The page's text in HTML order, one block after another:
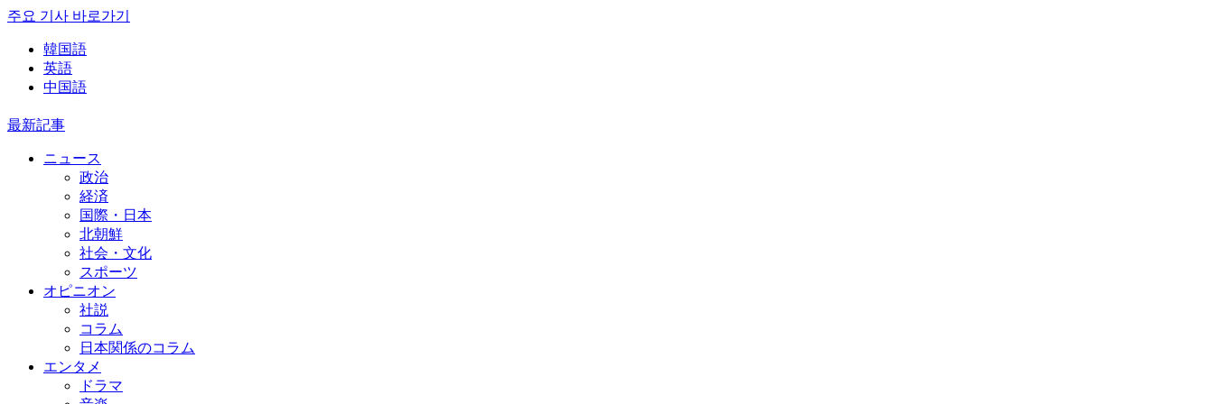
주요 기사 바로가기
韓国語
英語
中国語
最新記事
ニュース
政治
経済
国際・日本
北朝鮮
社会・文化
スポーツ
オピニオン
社説
コラム
日本関係のコラム
エンタメ
ドラマ